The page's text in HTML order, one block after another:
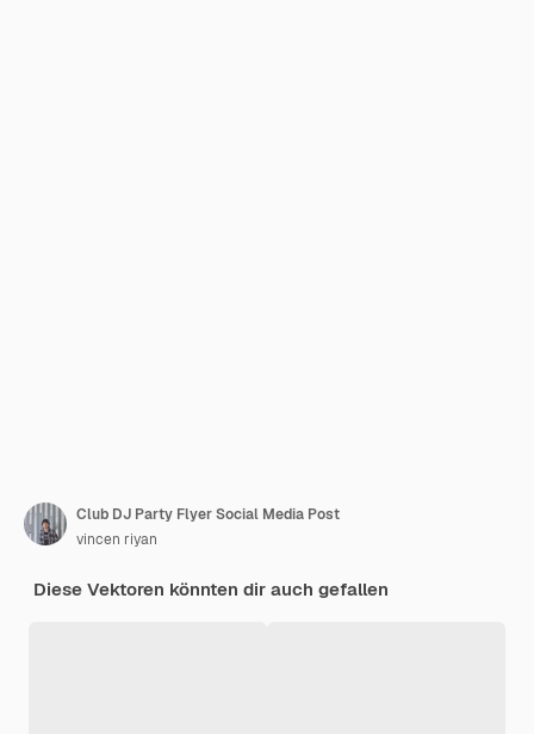
Club DJ Party Flyer Social Media Post
vincen riyan
Diese Vektoren könnten dir auch gefallen